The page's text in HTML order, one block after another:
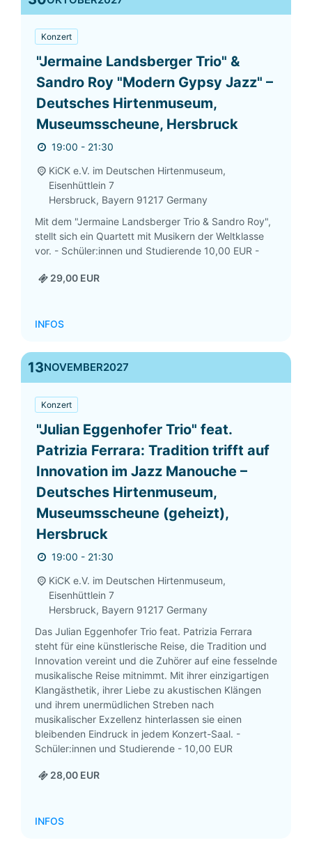
Konzert
"Jermaine Landsberger Trio" &
Sandro Roy "Modern Gypsy Jazz" –
Deutsches Hirtenmuseum,
Museumsscheune, Hersbruck
19:00 - 21:30
KiCK e.V. im Deutschen Hirtenmuseum,
Eisenhüttlein 7
Hersbruck, Bayern 91217 Germany
Mit dem "Jermaine Landsberger Trio & Sandro Roy",
stellt sich ein Quartett mit Musikern der Weltklasse
vor. - Schüler:innen und Studierende 10,00 EUR -
29,00 EUR
INFOS
13NOVEMBER2027
Konzert
"Julian Eggenhofer Trio" feat.
Patrizia Ferrara: Tradition trifft auf
Innovation im Jazz Manouche –
Deutsches Hirtenmuseum,
Museumsscheune (geheizt),
Hersbruck
19:00 - 21:30
KiCK e.V. im Deutschen Hirtenmuseum,
Eisenhüttlein 7
Hersbruck, Bayern 91217 Germany
Das Julian Eggenhofer Trio feat. Patrizia Ferrara
steht für eine künstlerische Reise, die Tradition und
Innovation vereint und die Zuhörer auf eine fesselnde
musikalische Reise mitnimmt. Mit ihrer einzigartigen
Klangästhetik, ihrer Liebe zu akustischen Klängen
und ihrem unermüdlichen Streben nach
musikalischer Exzellenz hinterlassen sie einen
bleibenden Eindruck in jedem Konzert-Saal. -
Schüler:innen und Studierende - 10,00 EUR
28,00 EUR
INFOS